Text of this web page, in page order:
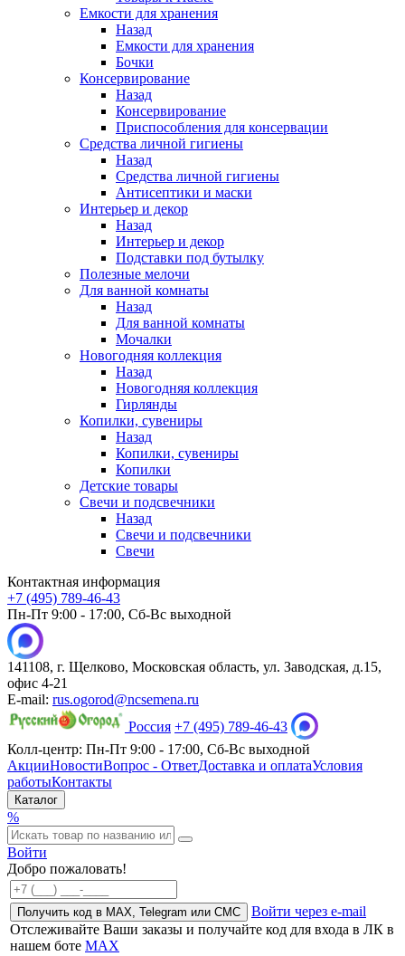
Емкости для хранения
Назад
Емкости для хранения
Бочки
Консервирование
Назад
Консервирование
Приспособления для консервации
Средства личной гигиены
Назад
Средства личной гигиены
Антисептики и маски
Интерьер и декор
Назад
Интерьер и декор
Подставки под бутылку
Полезные мелочи
Для ванной комнаты
Назад
Для ванной комнаты
Мочалки
Новогодняя коллекция
Назад
Новогодняя коллекция
Гирлянды
Копилки, сувениры
Назад
Копилки, сувениры
Копилки
Детские товары
Свечи и подсвечники
Назад
Свечи и подсвечники
Свечи
Контактная информация
+7 (495) 789-46-43
Пн-Пт 9:00 - 17:00, Сб-Вс выходной
141108, г. Щелково, Московская область, ул. Заводская, д.15,
офис 4-21
E-mail: rus.ogorod@ncsemena.ru
Россия +7 (495) 789-46-43
Колл-центр: Пн-Пт 9:00 - 17:00, Сб-Вс выходной
АкцииНовостиВопрос - ОтветДоставка и оплатаУсловия
работыКонтакты
Каталог
%
Войти
Добро пожаловать!
Получить код в MAX, Telegram или СМС
Войти через e-mail
Отслеживайте Ваши заказы и получайте код для входа в ЛК в
нашем боте MAX